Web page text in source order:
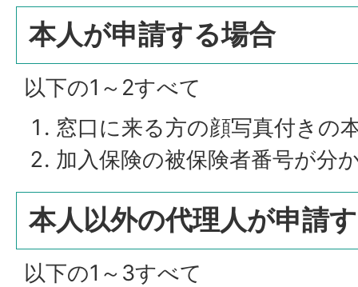
本人が申請する場合
以下の1～2すべて
窓口に来る方の顔写真付きの
加入保険の被保険者番号が分
本人以外の代理人が申請
以下の1～3すべて